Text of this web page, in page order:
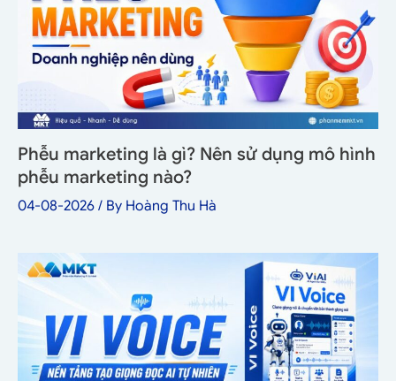
Phễu marketing là gì? Nên sử dụng mô hình
phễu marketing nào?
04-08-2026 / By Hoàng Thu Hà